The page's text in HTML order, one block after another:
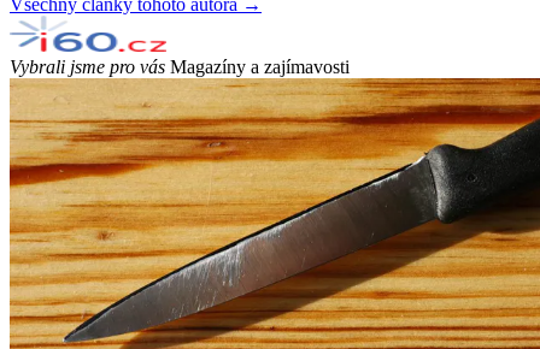
Všechny články tohoto autora →
Vybrali jsme pro vás Magazíny a zajímavosti